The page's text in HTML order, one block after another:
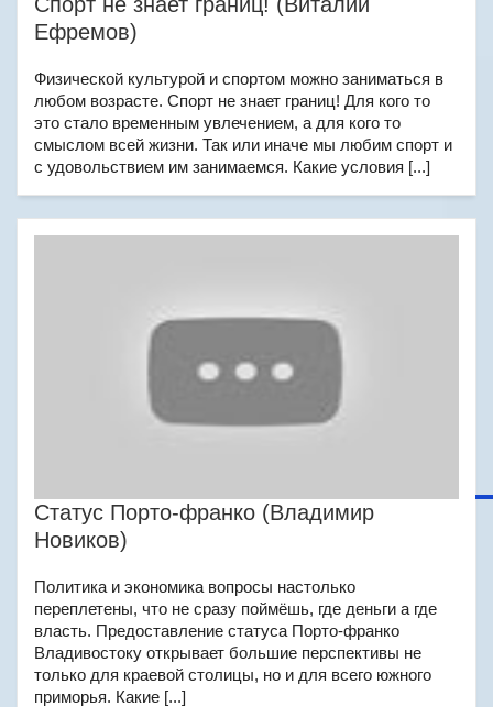
Ефремов)
Физической культурой и спортом можно заниматься в
любом возрасте. Спорт не знает границ! Для кого то
это стало временным увлечением, а для кого то
смыслом всей жизни. Так или иначе мы любим спорт и
с удовольствием им занимаемся. Какие условия [...]
Статус Порто-франко (Владимир
Новиков)
Политика и экономика вопросы настолько
переплетены, что не сразу поймёшь, где деньги а где
власть. Предоставление статуса Порто-франко
Владивостоку открывает большие перспективы не
только для краевой столицы, но и для всего южного
приморья. Какие [...]